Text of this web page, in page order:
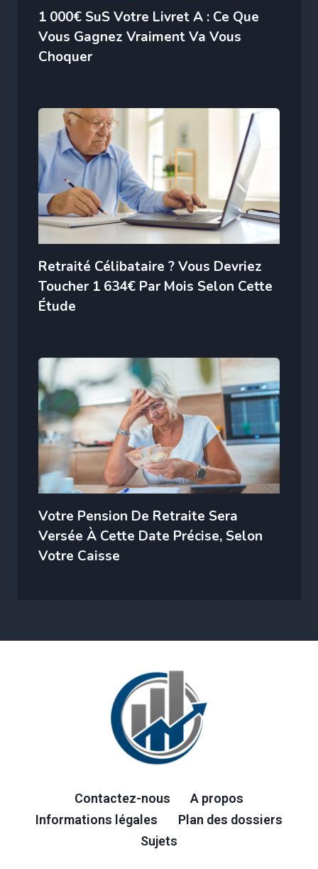
1 000€ SuS Votre Livret A : Ce Que
Vous Gagnez Vraiment Va Vous
Choquer
Retraité Célibataire ? Vous Devriez
Toucher 1 634€ Par Mois Selon Cette
Étude
Votre Pension De Retraite Sera
Versée À Cette Date Précise, Selon
Votre Caisse
Contactez-nous
A propos
Informations légales
Plan des dossiers
Sujets